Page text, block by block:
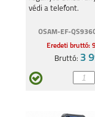
SAMSUNG GALAXY
védi a telefont.
OSAM-EF-
Eredeti bruttó:
Bruttó: 3